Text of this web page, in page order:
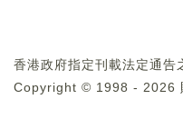
香港政府指定刊載法定通告
Copyright © 1998 - 2026